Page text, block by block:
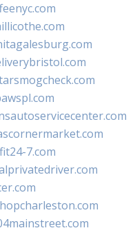
7.com